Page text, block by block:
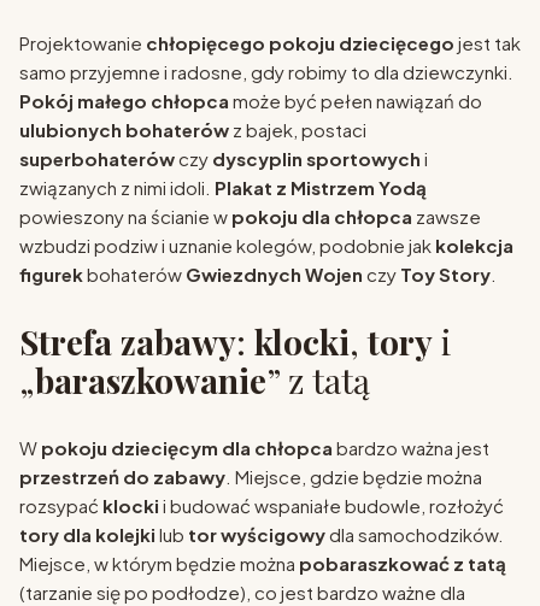
Projektowanie chłopięcego pokoju dziecięcego jest tak
samo przyjemne i radosne, gdy robimy to dla dziewczynki.
Pokój małego chłopca może być pełen nawiązań do
ulubionych bohaterów z bajek, postaci
superbohaterówczy dyscyplin sportowych i
związanych z nimi idoli. Plakat z Mistrzem Yodą
powieszony na ścianie w pokoju dla chłopca zawsze
wzbudzi podziw i uznanie kolegów, podobnie jak kolekcja
figurekbohaterów Gwiezdnych Wojen czy Toy Story
Strefa zabawy: klocki,toryi
„baraszkowanie” z tatą
W pokoju dziecięcym dla chłopca bardzo ważna jest
przestrzeń do zabawy . Miejsce, gdzie będzie można
rozsypać klocki i budować wspaniałe budowle, rozłożyć
tory dla kolejki lub tor wyścigowydla samochodzików.
Miejsce, w którym będzie można pobaraszkować z tatą
(tarzanie się po podłodze), co jest bardzo ważne dla